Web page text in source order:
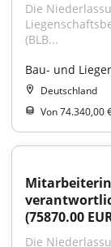
Die
(BLB...
Bau- und
Deutschland
Von 74.340,00
(75870.00
Die